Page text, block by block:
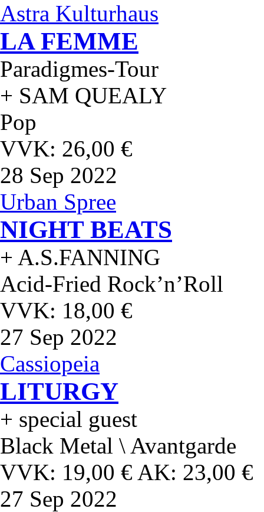
Astra Kulturhaus
LA FEMME
Paradigmes-Tour
+ SAM QUEALY
Pop
VVK: 26,00 €
28 Sep 2022
Urban Spree
NIGHT BEATS
+ A.S.FANNING
Acid-Fried Rock’n’Roll
VVK: 18,00 €
27 Sep 2022
Cassiopeia
LITURGY
+ special guest
Black Metal \ Avantgarde
VVK: 19,00 € AK: 23,00 €
27 Sep 2022